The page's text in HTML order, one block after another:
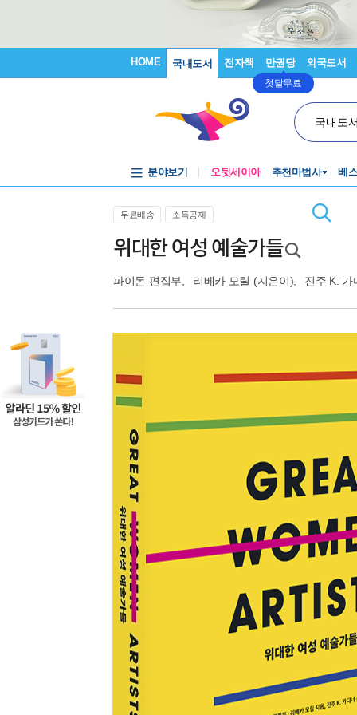
HOME 국내도서 전자책 만권당
첫달무료
외국도서
국내도
분야보기 오뒷세이아 추천마법사 베
무료배송 소득공제
위대한 여성 예술가들
파이돈 편집부 리베카 모릴 (지은이), 진주 K. 가